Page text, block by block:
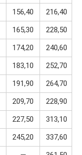
156,40 216,40
165,30 228,50
174,20 240,60
183,10 252,70
191,90 264,70
209,70 228,90
227,50 313,10
245,20 337,60